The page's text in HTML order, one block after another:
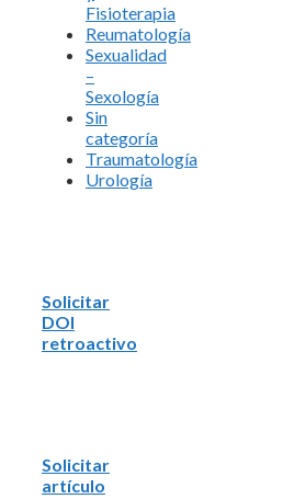
Fisioterapia
Reumatología
Sexualidad
–
Sexología
Sin
categoría
Traumatología
Urología
Solicitar
DOI
retroactivo
Solicitar
artículo